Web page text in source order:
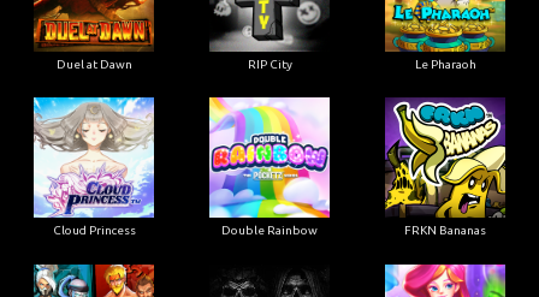
Duel at Dawn RIP City Le Pharaoh
Cloud Princess Double Rainbow FRKN Bananas